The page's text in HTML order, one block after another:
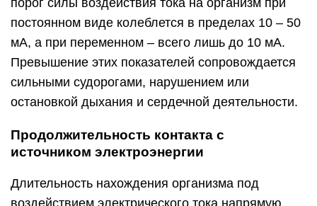
порог силы воздействия тока на организм при
постоянном виде колеблется в пределах 10 – 50
мА, а при переменном – всего лишь до 10 мА.
Превышение этих показателей сопровождается
сильными судорогами, нарушением или
остановкой дыхания и сердечной деятельности.
Продолжительность контакта с
источником электроэнергии
Длительность нахождения организма под
воздействием электрического тока напрямую